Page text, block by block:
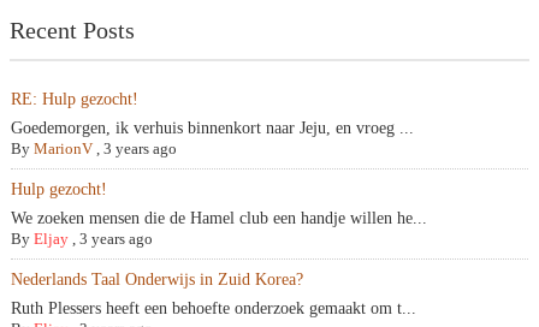
Recent Posts
RE: Hulp gezocht!
Goedemorgen, ik verhuis binnenkort naar Jeju, en vroeg ...
By MarionV , 3 years ago
Hulp gezocht!
We zoeken mensen die de Hamel club een handje willen he...
By Eljay , 3 years ago
Nederlands Taal Onderwijs in Zuid Korea?
Ruth Plessers heeft een behoefte onderzoek gemaakt om t...